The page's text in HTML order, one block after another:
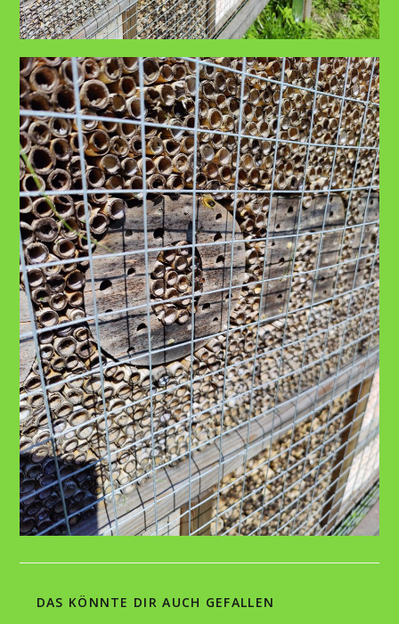
DAS KÖNNTE DIR AUCH GEFALLEN